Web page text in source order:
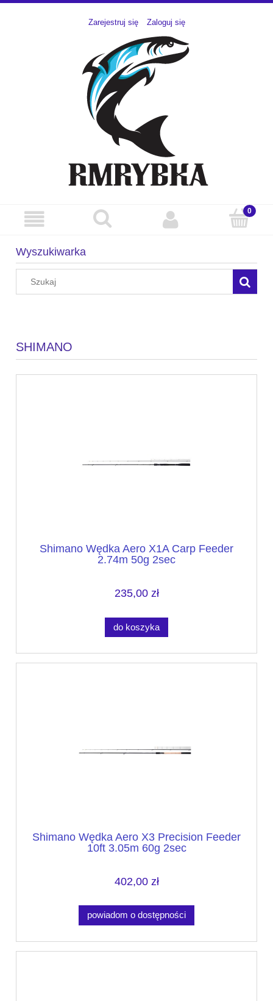
Zarejestruj się Zaloguj się
Wyszukiwarka
SHIMANO
Shimano Wędka Aero X1A Carp Feeder
2.74m 50g 2sec
235,00 zł
do koszyka
Shimano Wędka Aero X3 Precision Feeder
10ft 3.05m 60g 2sec
402,00 zł
powiadom o dostępności